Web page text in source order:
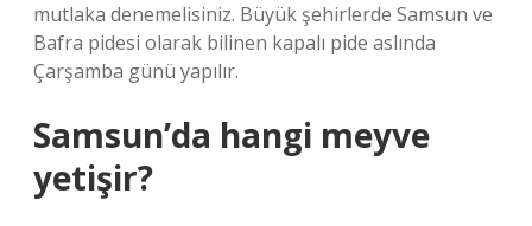
mutlaka denemelisiniz. Büyük şehirlerde Samsun ve
Bafra pidesi olarak bilinen kapalı pide aslında
Çarşamba günü yapılır.
Samsun’da hangi meyve
yetişir?